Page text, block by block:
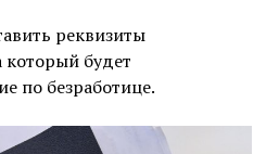
реквизиты
который будет
по безработице.